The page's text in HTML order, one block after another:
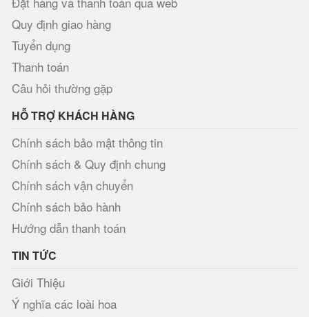
Quy định giao hàng
Tuyển dụng
Thanh toán
Câu hỏi thường gặp
HỖ TRỢ KHÁCH HÀNG
Chính sách bảo mật thông tin
Chính sách & Quy định chung
Chính sách vận chuyển
Chính sách bảo hành
Hướng dẫn thanh toán
TIN TỨC
Giới Thiệu
Ý nghĩa các loài hoa